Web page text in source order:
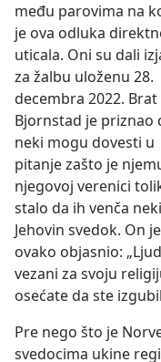
među parovima na
je ova odluka
uticala. Oni su dali
za žalbu uloženu 28.
decembra 2022. Brat
Bjornstad je priznao
neki mogu dovesti u
pitanje zašto je
njegovoj verenici
stalo da ih venča neki
Jehovin svedok. On
ovako objasnio:
vezani za svoju
osećate da ste
Pre nego što je
svedocima ukine